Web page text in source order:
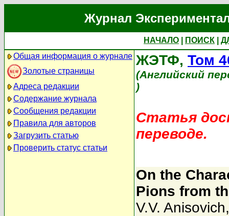
Журнал
НАЧАЛО ПОИСК
Общая информация о журнале
Золотые страницы
Адреса редакции
Содержание журнала
Сообщения редакции
Правила для авторов
Загрузить статью
Проверить статус статьи
ЖЭТФ, Том
(Английский
)
Статья
переводе.
On the
Pions from
V.V. Anisovich